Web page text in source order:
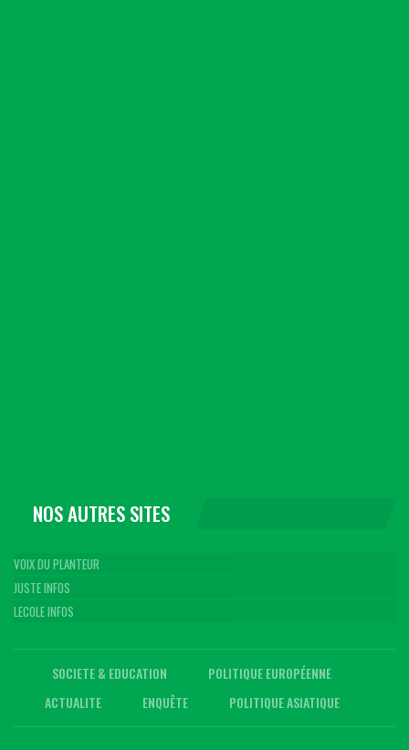
NOS AUTRES SITES
VOIX DU PLANTEUR
JUSTE INFOS
LECOLE INFOS
SOCIETE & EDUCATION
POLITIQUE EUROPÉENNE
ACTUALITE
ENQUÊTE POLITIQUE ASIATIQUE